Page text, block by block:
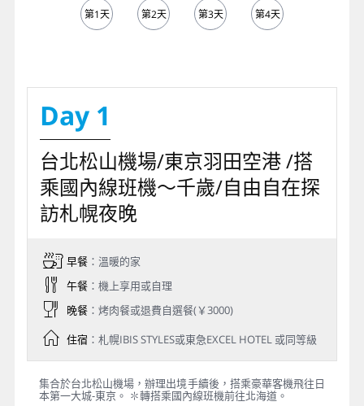
第1天 第2天 第3天 第4天
Day 1
台北松山機場/東京羽田空港 /搭
乘國內線班機～千歲/自由自在探
訪札幌夜晚
早餐：溫暖的家
午餐：機上享用或自理
晚餐：烤肉餐或退費自選餐(￥3000)
住宿：札幌IBIS STYLES或東急EXCEL HOTEL 或同等級
集合於台北松山機場，辦理出境手續後，搭乘豪華客機飛往日
本第一大城-東京。 ✽轉搭乘國內線班機前往北海道。